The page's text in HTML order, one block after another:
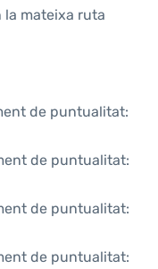
la mateixa ruta
de puntualitat:
de puntualitat:
de puntualitat:
de puntualitat: